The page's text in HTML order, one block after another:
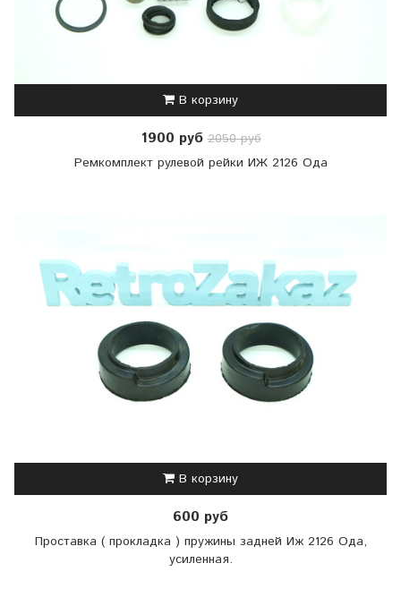
В корзину
1900 руб2050 руб
Ремкомплект рулевой рейки ИЖ 2126 Ода
В корзину
600 руб
Проставка ( прокладка ) пружины задней Иж 2126 Ода,
усиленная.